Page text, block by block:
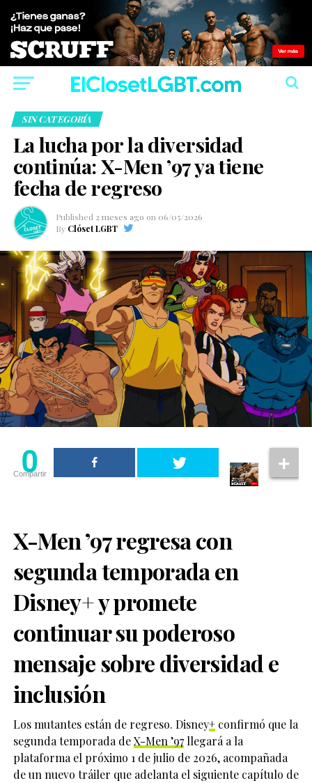
SIN CATEGORÍA
La lucha por la diversidad
continúa: X-Men ’97 ya tiene
fecha de regreso
Published 2 meses ago on 06/05/2026
By Clóset LGBT
0
Compartir
X-Men ’97 regresa con
segunda temporada en
Disney+ y promete
continuar su poderoso
mensaje sobre diversidad e
inclusión
Los mutantes están de regreso. Disney+confirmó que la
segunda temporada deX-Men ’97llegará a la
plataforma el próximo 1 de julio de 2026, acompañada
de un nuevo tráiler que adelanta el siguiente capítulo de